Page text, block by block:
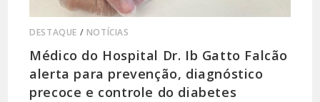
DESTAQUE / NOTÍCIAS
Médico do Hospital Dr. Ib Gatto Falcão
alerta para prevenção, diagnóstico
precoce e controle do diabetes